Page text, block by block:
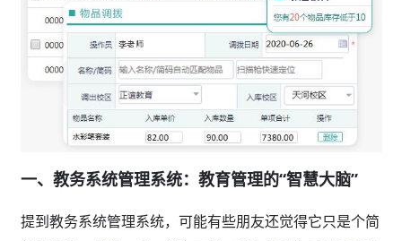
一、教务系统管理系统：教育管理的“智慧大脑”
提到教务系统管理系统，可能有些朋友还觉得它只是个简